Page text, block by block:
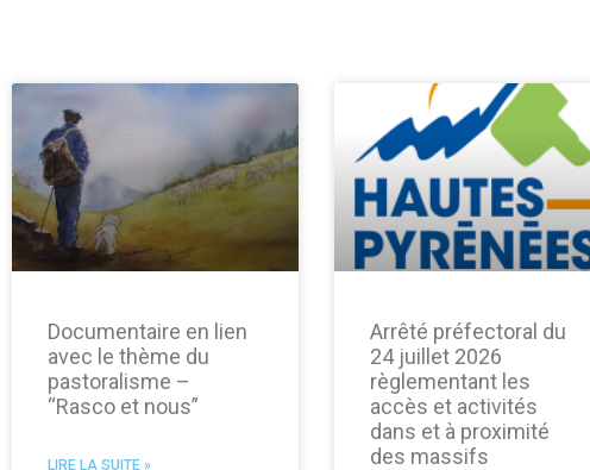
Documentaire en lien
avec le thème du
pastoralisme –
“Rasco et nous”
LIRE LA SUITE »
Arrêté préfectoral du
24 juillet 2026
règlementant les
accès et activités
dans et à proximité
des massifs